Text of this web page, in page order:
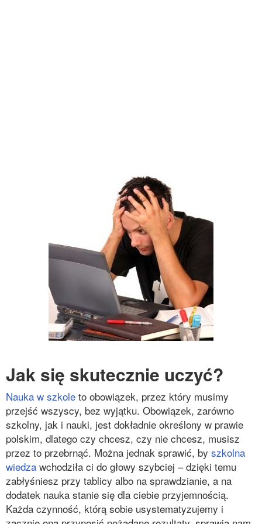
Jak się skutecznie uczyć?
Nauka w szkole to obowiązek, przez który musimy
przejść wszyscy, bez wyjątku. Obowiązek, zarówno
szkolny, jak i nauki, jest dokładnie określony w prawie
polskim, dlatego czy chcesz, czy nie chcesz, musisz
przez to przebrnąć. Można jednak sprawić, by szkolna
wiedza wchodziła ci do głowy szybciej – dzięki temu
zabłyśniesz przy tablicy albo na sprawdzianie, a na
dodatek nauka stanie się dla ciebie przyjemnością.
Każda czynność, którą sobie usystematyzujemy i